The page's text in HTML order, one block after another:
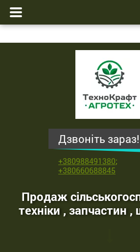
сільськогосподарської
Дзвоніть зараз!
+380988491380;
+380660688845
Продаж
техніки , запчастин